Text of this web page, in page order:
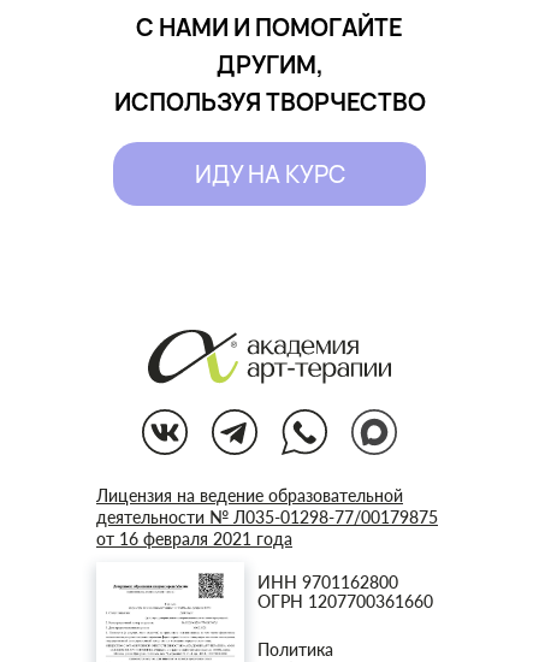
С НАМИ И ПОМОГАЙТЕ
ДРУГИМ,
ИСПОЛЬЗУЯ ТВОРЧЕСТВО
ИДУ НА КУРС
ИНН 9701162800
ОГРН 1207700361660
Лицензия на ведение образовательной
деятельности № Л035-01298-77/00179875
от 16 февраля 2021 года
Политика